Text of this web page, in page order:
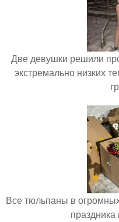
Две девушки решили
экстремально низких
Все тюльпаны в